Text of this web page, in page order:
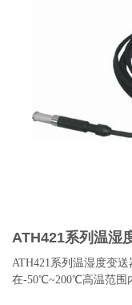
ATH421系列温湿
ATH421系列温湿度变
在-50℃~200℃高温范围